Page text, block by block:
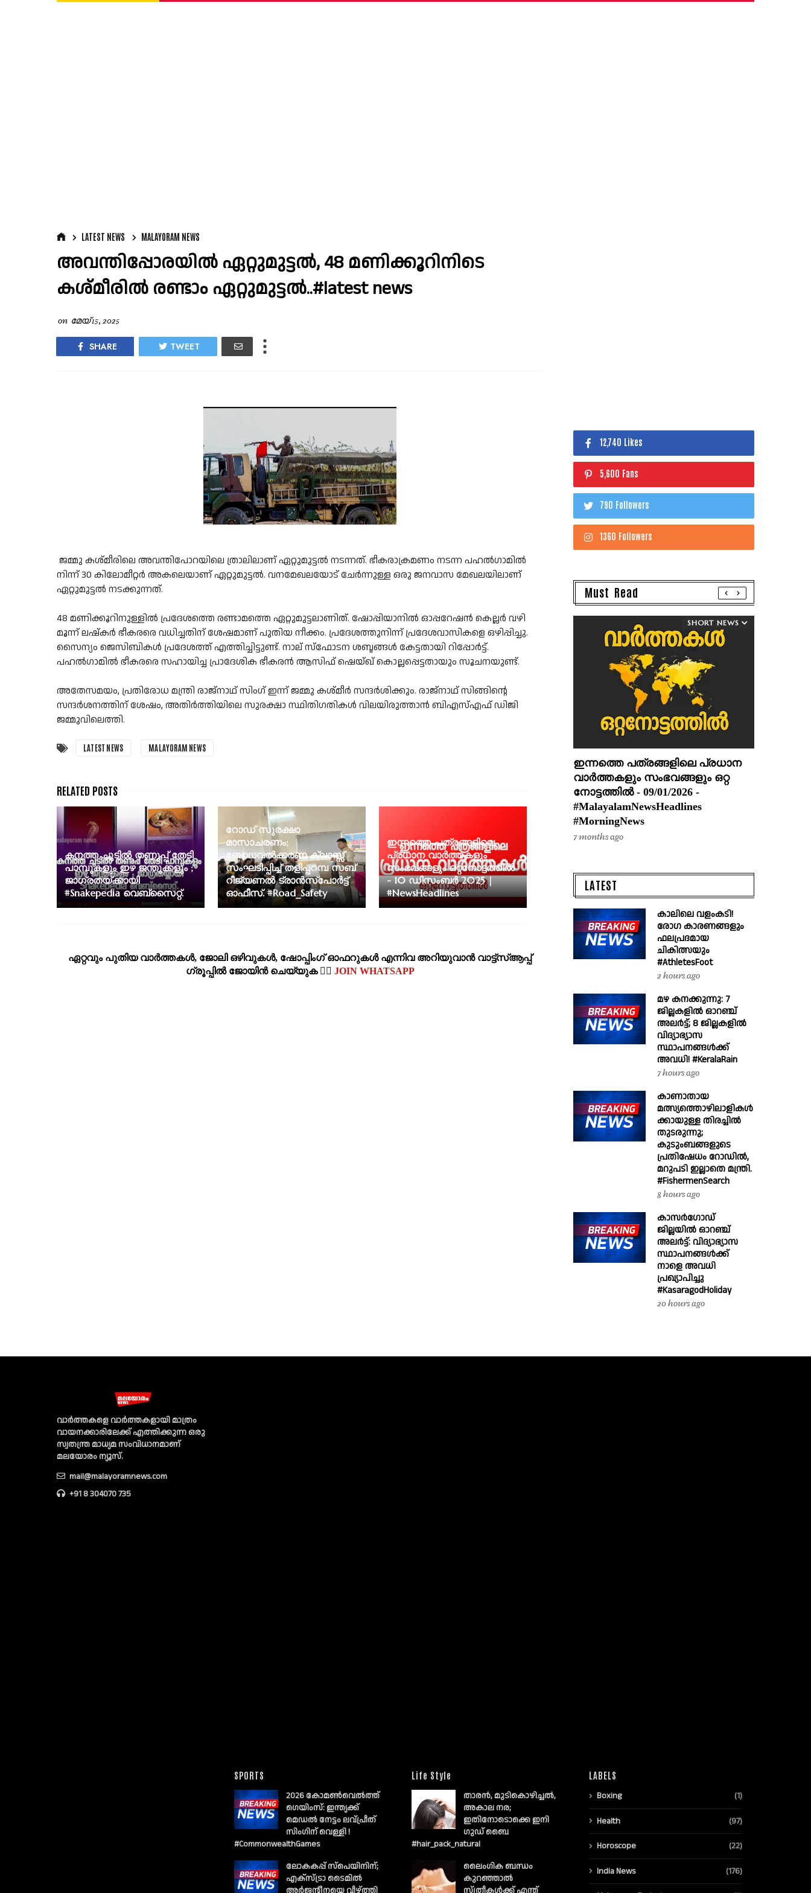
LATEST NEWS MALAYORAM NEWS
അവന്തിപ്പോരയിൽ ഏറ്റുമുട്ടൽ, 48 മണിക്കൂറിനിടെ
കശ്മീരിൽ രണ്ടാം ഏറ്റുമുട്ടൽ..#latest news
on മേയ് 15, 2025
SHARE TWEET
ജമ്മു കശ്മീരിലെ അവന്തിപോറയിലെ ത്രാലിലാണ് ഏറ്റുമുട്ടൽ നടന്നത്. ഭീകരാക്രമണം നടന്ന പഹൽഗാമിൽ
നിന്ന് 30 കിലോമീറ്റർ അകലെയാണ് ഏറ്റുമുട്ടൽ. വനമേഖലയോട് ചേർന്നുള്ള ഒരു ജനവാസ മേഖലയിലാണ്
ഏറ്റുമുട്ടൽ നടക്കുന്നത്.
48 മണിക്കൂറിനുള്ളിൽ പ്രദേശത്തെ രണ്ടാമത്തെ ഏറ്റുമുട്ടലാണിത്. ഷോപ്പിയാനിൽ ഓപ്പറേഷൻ കെല്ലർ വഴി
മൂന്ന് ലഷ്കർ ഭീകരരെ വധിച്ചതിന് ശേഷമാണ് പുതിയ നീക്കം. പ്രദേശത്തുനിന്ന് പ്രദേശവാസികളെ ഒഴിപ്പിച്ചു.
സൈന്യം ജെസിബികൾ പ്രദേശത്ത് എത്തിച്ചിട്ടുണ്ട്. നാല് സ്ഫോടന ശബ്ദങ്ങൾ കേട്ടതായി റിപ്പോർട്ട്.
പഹൽഗാമിൽ ഭീകരരെ സഹായിച്ച പ്രാദേശിക ഭീകരൻ ആസിഫ് ഷെയ്ഖ് കൊല്ലപ്പെട്ടതായും സൂചനയുണ്ട്.
അതേസമയം, പ്രതിരോധ മന്ത്രി രാജ്‌നാഥ് സിംഗ് ഇന്ന് ജമ്മു കശ്മീർ സന്ദർശിക്കും. രാജ്‌നാഥ് സിങ്ങിന്റെ
സന്ദർശനത്തിന് ശേഷം, അതിർത്തിയിലെ സുരക്ഷാ സ്ഥിതിഗതികൾ വിലയിരുത്താൻ ബിഎസ്എഫ് ഡിജി
ജമ്മുവിലെത്തി.
LATEST NEWS MALAYORAM NEWS
കനത്ത ചൂടിൽ തണുപ്പ് തേടി
പാമ്പുകളും ഇഴ ജന്തുക്കളും ;
ജാഗ്രതയ്ക്കായി
#Snakepedia വെബ്‌സൈറ്റ്.
റോഡ് സുരക്ഷാ
മാസാചരണം;
ബോധവൽക്കരണ ക്ലാസ്സ്
സംഘടിപ്പിച്ച് തളിപ്പറമ്പ സബ്
റീജ്യണൽ ട്രാൻസ്പോർട്ട്
ഓഫീസ്. #Road_Safety
ഇന്നത്തെ പത്രങ്ങളിലെ
പ്രധാന വാർത്തകളും
സംഭവങ്ങളും ഒറ്റനോട്ടത്തിൽ
- 10 ഡിസംബർ 2025 |
#NewsHeadlines
ഏറ്റവും പുതിയ വാര്‍ത്തകള്‍, ജോലി ഒഴിവുകള്‍, ഷോപ്പിംഗ്‌ ഓഫറുകള്‍ എന്നിവ അറിയുവാന്‍ വാട്ട്സ്ആപ്പ്
ഗ്രൂപ്പില്‍ ജോയിന്‍ ചെയ്യുക 👉🏽 JOIN WHATSAPP
12,740 Likes
5,600 Fans
790 Followers
1360 Followers
Must Read
SHORT NEWS
ഇന്നത്തെ പത്രങ്ങളിലെ പ്രധാന
വാർത്തകളും സംഭവങ്ങളും ഒറ്റ
നോട്ടത്തിൽ - 09/01/2026 -
#MalayalamNewsHeadlines
#MorningNews
7 months ago
LATEST
കാലിലെ വളംകടി!
രോഗ കാരണങ്ങളും
ഫലപ്രദമായ
ചികിത്സയും
#AthletesFoot
2 hours ago
മഴ കനക്കുന്നു: 7
ജില്ലകളിൽ ഓറഞ്ച്
അലർട്ട്; 8 ജില്ലകളിൽ
വിദ്യാഭ്യാസ
സ്ഥാപനങ്ങൾക്ക്
അവധി! #KeralaRain
7 hours ago
കാണാതായ
മത്സ്യത്തൊഴിലാളികൾ
ക്കായുള്ള തിരച്ചിൽ
തുടരുന്നു;
കുടുംബങ്ങളുടെ
പ്രതിഷേധം റോഡിൽ,
മറുപടി ഇല്ലാതെ മന്ത്രി.
#FishermenSearch
8 hours ago
കാസർഗോഡ്
ജില്ലയിൽ ഓറഞ്ച്
അലർട്ട്: വിദ്യാഭ്യാസ
സ്ഥാപനങ്ങൾക്ക്
നാളെ അവധി
പ്രഖ്യാപിച്ചു
#KasaragodHoliday
20 hours ago
വാര്‍ത്തകളെ വാര്‍ത്തകളായി മാത്രം
വായനക്കാരിലേക്ക് എത്തിക്കുന്ന ഒരു
സ്വതന്ത്ര മാധ്യമ സംവിധാനമാണ്
മലയോരം ന്യൂസ്‌.
mail@malayoramnews.com
+91 8 304070 735
SPORTS
2026 കോമൺവെൽത്ത്
ഗെയിംസ്: ഇന്ത്യക്ക്
മെഡൽ നേട്ടം ലവ്പ്രീത്
സിംഗിന് വെള്ളി !
#CommonwealthGames
ലോകകപ്പ് സ്പെയിനിന്;
എക്സ്ട്രാ ടൈമിൽ
അർജന്റീനയെ വീഴ്ത്തി
Life Style
താരൻ, മുടികൊഴിച്ചൽ,
അകാല നര;
ഇതിനോടൊക്കെ ഇനി
ഗുഡ് ബൈ
#hair_pack_natural
ലൈംഗിക ബന്ധം
കുറഞ്ഞാല്‍
സ്ത്രീകള്‍ക്ക് എന്ത്
LABELS
Boxing (1)
Health (97)
Horoscope (22)
India News (176)